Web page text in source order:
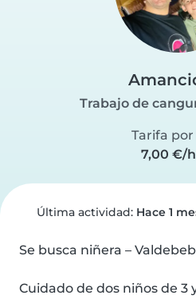
Trabajo de
Tarifa por
7,00 €/
Última actividad: Hace 1
Se busca niñera –
Cuidado de dos niños de 3